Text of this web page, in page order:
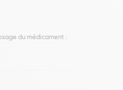
du médicament :